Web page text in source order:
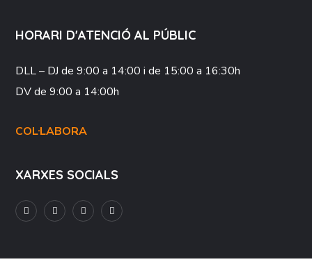
HORARI D'ATENCIÓ AL PÚBLIC
DLL – DJde 9:00 a 14:00 i de 15:00 a 16:30h
DVde 9:00 a 14:00h
COL·LABORA
XARXES SOCIALS